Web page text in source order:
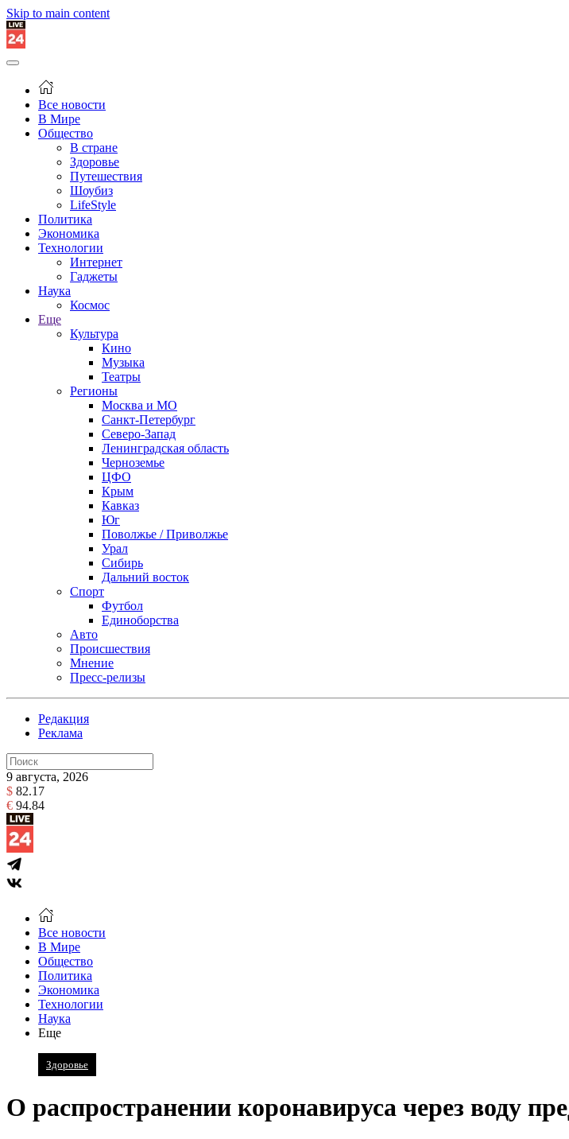
Skip to main content
Все новости
В Мире
Общество
В стране
Здоровье
Путешествия
Шоубиз
LifeStyle
Политика
Экономика
Технологии
Интернет
Гаджеты
Наука
Космос
Еще
Культура
Кино
Музыка
Театры
Регионы
Москва и МО
Санкт-Петербург
Северо-Запад
Ленинградская область
Черноземье
ЦФО
Крым
Кавказ
Юг
Поволжье / Приволжье
Урал
Сибирь
Дальний восток
Спорт
Футбол
Единоборства
Авто
Происшествия
Мнение
Пресс-релизы
Редакция
Реклама
9 августа, 2026
$ 82.17
€ 94.84
Все новости
В Мире
Общество
Политика
Экономика
Технологии
Наука
Еще
Здоровье
О распространении коронавируса через воду